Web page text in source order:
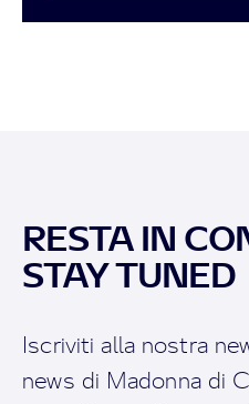
RESTA IN
STAY TUNED
Iscriviti alla nostra
news di Madonna di